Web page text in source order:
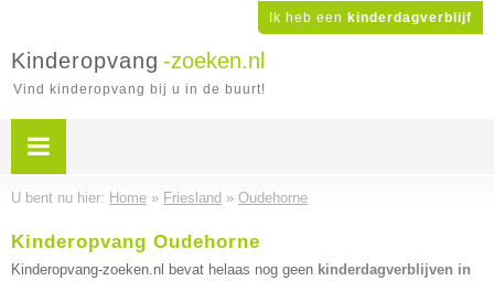
Ik heb een kinderdagverblijf
Kinderopvang -zoeken.nl
Vind kinderopvang bij u in de buurt!
U bent nu hier: Home » Friesland » Oudehorne
Kinderopvang Oudehorne
Kinderopvang-zoeken.nl bevat helaas nog geen kinderdagverblijven in